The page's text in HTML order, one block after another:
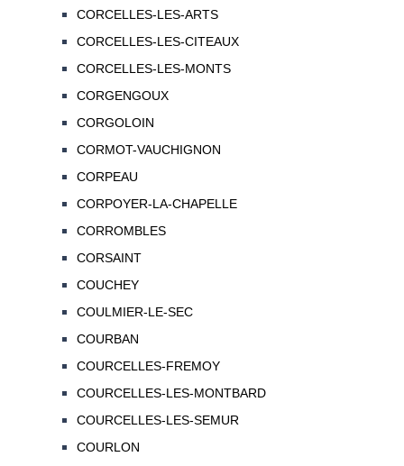
CORCELLES-LES-ARTS
CORCELLES-LES-CITEAUX
CORCELLES-LES-MONTS
CORGENGOUX
CORGOLOIN
CORMOT-VAUCHIGNON
CORPEAU
CORPOYER-LA-CHAPELLE
CORROMBLES
CORSAINT
COUCHEY
COULMIER-LE-SEC
COURBAN
COURCELLES-FREMOY
COURCELLES-LES-MONTBARD
COURCELLES-LES-SEMUR
COURLON